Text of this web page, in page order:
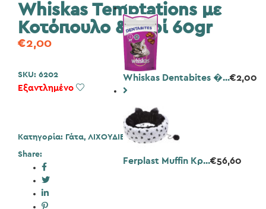
Whiskas Dentabites �...€2,00
Ferplast Muffin Κρ...€56,60
Whiskas Temptations με
Κοτόπουλο & Τυρί 60gr
€2,00
SKU: 6202
Εξαντλημένο Add to Wishlist
Κατηγορία: Γάτα, ΛΙΧΟΥΔΙΕΣ
Share: